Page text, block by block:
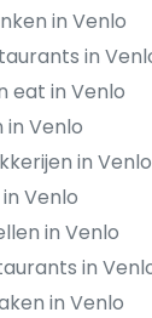
in Venlo
in
eat in Venlo
in Venlo
in Venlo
Venlo
in Venlo
in
in Venlo